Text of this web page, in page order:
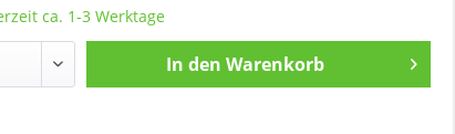
ca. 1-3 Werktage
In den Warenkorb